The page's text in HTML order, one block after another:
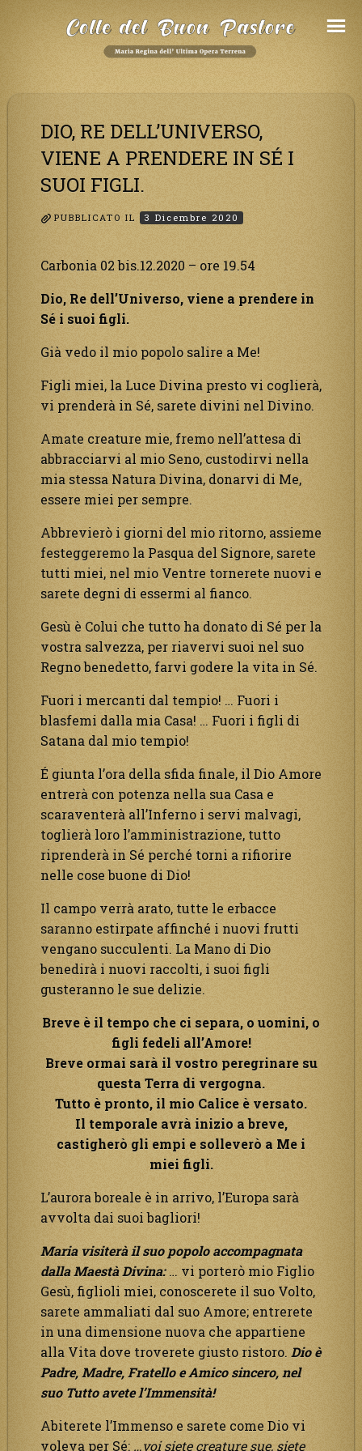
DIO, RE DELL’UNIVERSO,
VIENE A PRENDERE IN SÉ I
SUOI FIGLI.
PUBBLICATO IL 3 Dicembre 2020
Carbonia 02 bis.12.2020 – ore 19.54
Dio, Re dell’Universo, viene a prendere in
Sé i suoi figli.
Già vedo il mio popolo salire a Me!
Figli miei, la Luce Divina presto vi coglierà,
vi prenderà in Sé, sarete divini nel Divino.
Amate creature mie, fremo nell’attesa di
abbracciarvi al mio Seno, custodirvi nella
mia stessa Natura Divina, donarvi di Me,
essere miei per sempre.
Abbrevierò i giorni del mio ritorno, assieme
festeggeremo la Pasqua del Signore, sarete
tutti miei, nel mio Ventre tornerete nuovi e
sarete degni di essermi al fianco.
Gesù è Colui che tutto ha donato di Sé per la
vostra salvezza, per riavervi suoi nel suo
Regno benedetto, farvi godere la vita in Sé.
Fuori i mercanti dal tempio! … Fuori i
blasfemi dalla mia Casa! … Fuori i figli di
Satana dal mio tempio!
É giunta l’ora della sfida finale, il Dio Amore
entrerà con potenza nella sua Casa e
scaraventerà all’Inferno i servi malvagi,
toglierà loro l’amministrazione, tutto
riprenderà in Sé perché torni a rifiorire
nelle cose buone di Dio!
Il campo verrà arato, tutte le erbacce
saranno estirpate affinché i nuovi frutti
vengano succulenti. La Mano di Dio
benedirà i nuovi raccolti, i suoi figli
gusteranno le sue delizie.
Breve è il tempo che ci separa, o uomini, o
figli fedeli all’Amore!
Breve ormai sarà il vostro peregrinare su
questa Terra di vergogna.
Tutto è pronto, il mio Calice è versato.
Il temporale avrà inizio a breve,
castigherò gli empi e solleverò a Me i
miei figli.
L’aurora boreale è in arrivo, l’Europa sarà
avvolta dai suoi bagliori!
Maria visiterà il suo popolo accompagnata
dalla Maestà Divina:… vi porterò mio Figlio
Gesù, figlioli miei, conoscerete il suo Volto,
sarete ammaliati dal suo Amore; entrerete
in una dimensione nuova che appartiene
alla Vita dove troverete giusto ristoro. Dio è
Padre, Madre, Fratello e Amico sincero, nel
suo Tutto avete l’Immensità!
Abiterete l’Immenso e sarete come Dio vi
voleva per Sé: …voi siete creature sue, siete